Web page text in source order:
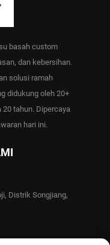
basah custom
dan kebersihan.
solusi ramah
didukung oleh 20+
tahun. Dipercaya
hari ini.
Distrik Songjiang,